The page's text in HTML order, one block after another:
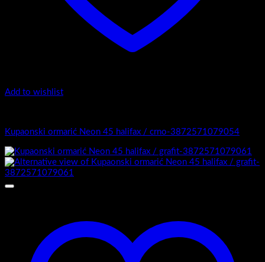
Add to wishlist
Kupaonski ormarić Neon 45 halifax / crno-3872571079054